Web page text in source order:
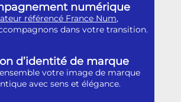
numérique
référencé France Num,
dans votre transition.
d’identité de marque
votre image de marque
avec sens et élégance.